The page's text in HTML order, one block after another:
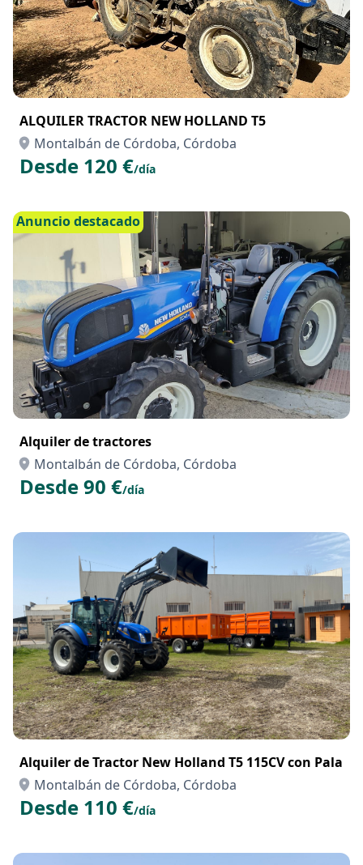
ALQUILER TRACTOR NEW HOLLAND T5
Montalbán de Córdoba, Córdoba
Desde 120 €/día
Anuncio destacado
Alquiler de tractores
Montalbán de Córdoba, Córdoba
Desde 90 €/día
Alquiler de Tractor New Holland T5 115CV con Pala
Montalbán de Córdoba, Córdoba
Desde 110 €/día